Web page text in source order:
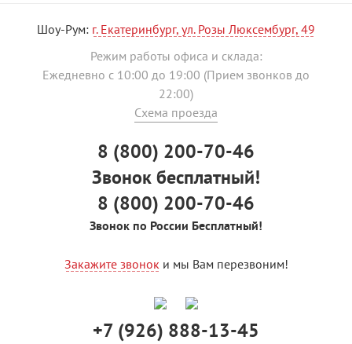
Шоу-Рум: г. Екатеринбург, ул. Розы Люксембург, 49
Режим работы офиса и склада:
Ежедневно с 10:00 до 19:00 (Прием звонков до
22:00)
Схема проезда
8 (800) 200-70-46
Звонок бесплатный!
8 (800) 200-70-46
Звонок по России Бесплатный!
Закажите звоноки мы Вам перезвоним!
+7 (926) 888-13-45